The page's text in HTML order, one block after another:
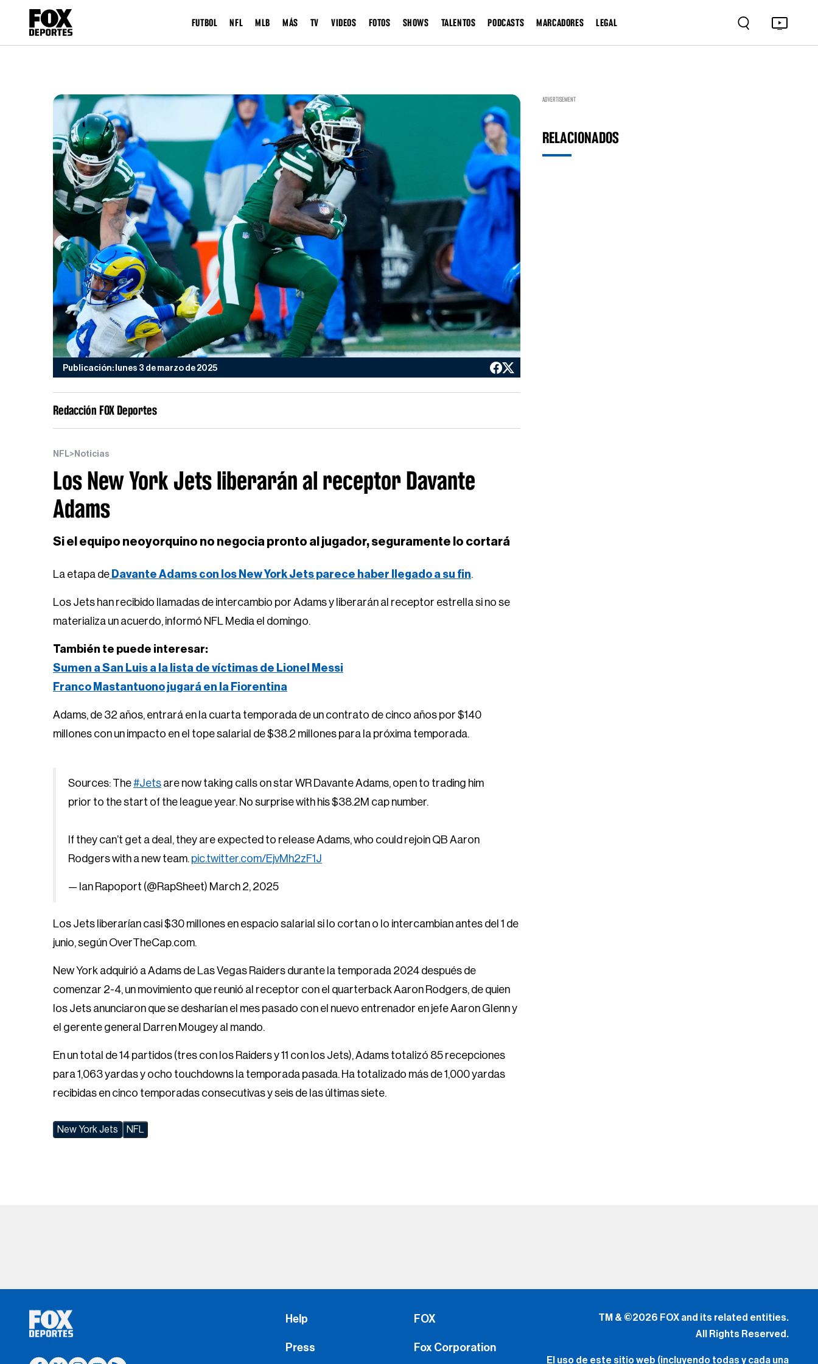
FUTBOL NFL MLB MÁS TV VIDEOS FOTOS SHOWS TALENTOS PODCASTS MARCADORES LEGAL
Publicación: lunes 3 de marzo de 2025
Redacción FOX Deportes
NFL> Noticias
Los New York Jets liberarán al receptor Davante
Adams
Si el equipo neoyorquino no negocia pronto al jugador, seguramente lo cortará
La etapa de Davante Adams con los New York Jets parece haber llegado a su fin.
Los Jets han recibido llamadas de intercambio por Adams y liberarán al receptor estrella si no se
materializa un acuerdo, informó NFL Media el domingo.
También te puede interesar:
Sumen a San Luis a la lista de víctimas de Lionel Messi
Franco Mastantuono jugará en la Fiorentina
Adams, de 32 años, entrará en la cuarta temporada de un contrato de cinco años por $140
millones con un impacto en el tope salarial de $38.2 millones para la próxima temporada.
Sources: The#Jets are now taking calls on star WR Davante Adams, open to trading him
prior to the start of the league year. No surprise with his $38.2M cap number.
If they can’t get a deal, they are expected to release Adams, who could rejoin QB Aaron
Rodgers with a new team. pic.twitter.com/EjvMh2zF1J
— Ian Rapoport (@RapSheet) March 2, 2025
Los Jets liberarían casi $30 millones en espacio salarial si lo cortan o lo intercambian antes del 1 de
junio, según OverTheCap.com.
New York adquirió a Adams de Las Vegas Raiders durante la temporada 2024 después de
comenzar 2-4, un movimiento que reunió al receptor con el quarterback Aaron Rodgers, de quien
los Jets anunciaron que se desharían el mes pasado con el nuevo entrenador en jefe Aaron Glenn y
el gerente general Darren Mougey al mando.
En un total de 14 partidos (tres con los Raiders y 11 con los Jets), Adams totalizó 85 recepciones
para 1,063 yardas y ocho touchdowns la temporada pasada. Ha totalizado más de 1,000 yardas
recibidas en cinco temporadas consecutivas y seis de las últimas siete.
New York Jets NFL
ADVERTISEMENT
RELACIONADOS
Press
Advertise with Us
Jobs
Fox Corporation
FOX Sports Supports
Fox Sports
de
las partes y componentes) constituye una aceptación